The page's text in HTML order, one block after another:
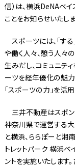
信）は、横浜DeNAベ
ことをお知らせいたしま
スポーツには、「す
や働く人々、憩う人々
生みだし、コミュニテ
ーツを経年優化の魅
「スポーツの力」を活
三井不動産はスポン
神奈川県で運営する
と横浜、ららぽーと湘
トレットパーク 横浜ベ
ントを実施いたします